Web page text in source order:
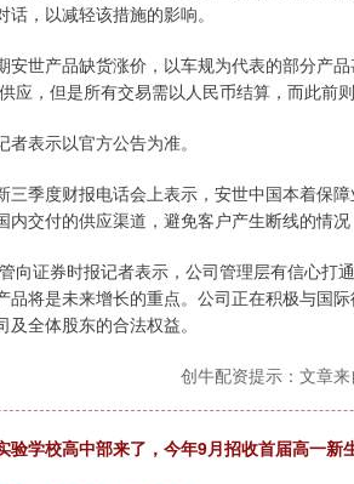
，以减轻该措施的影响。
产品缺货涨价，以车规为代表的部分产品
，但是所有交易需以人民币结算，而此前则
表示以官方公告为准。
季度财报电话会上表示，安世中国本着保障
交付的供应渠道，避免客户产生断线的情况
证券时报记者表示，公司管理层有信心打
将是未来增长的重点。公司正在积极与国
全体股东的合法权益。
创牛配资提示：文章来
学校高中部来了，今年9月招收首届高一新